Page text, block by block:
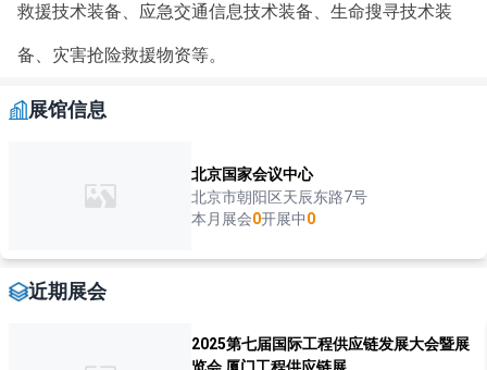
救援技术装备、应急交通信息技术装备、生命搜寻技术装
备、灾害抢险救援物资等。
展馆信息
北京国家会议中心
北京市朝阳区天辰东路7号
本月展会0开展中0
近期展会
2025第七届国际工程供应链发展大会暨展